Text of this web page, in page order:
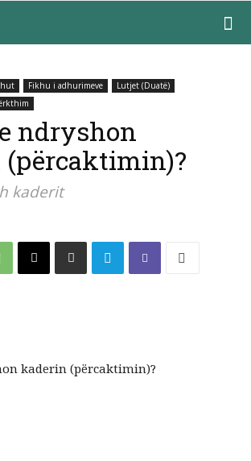
Fikhu i adhurimeve
Lutjet (Duatë)
ndryshon
kaderit
kaderin (përcaktimin)?